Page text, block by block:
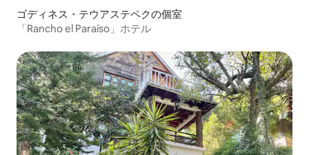
ゴディネス・テウアステペクの個室
「Rancho el Paraíso」ホテル